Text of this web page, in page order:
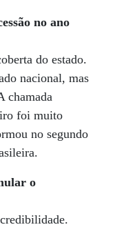
no ano
do estado.
nacional, mas
chamada
foi muito
no segundo
o